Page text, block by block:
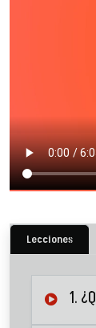
Lecciones
1.